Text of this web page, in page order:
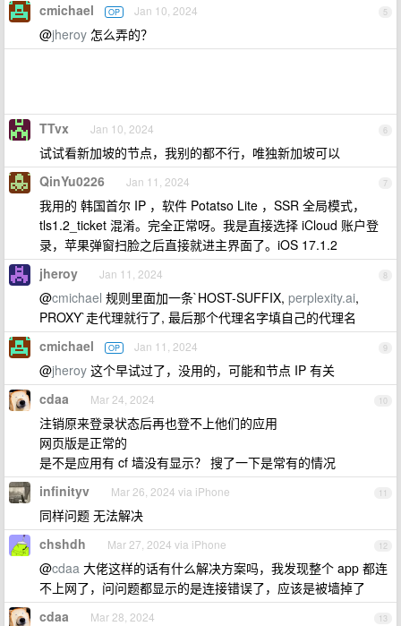
5
cmichael OP Jan 10, 2024
@jheroy 怎么弄的？
6
TTvx Jan 10, 2024
试试看新加坡的节点，我别的都不行，唯独新加坡可以
7
QinYu0226 Jan 11, 2024
我用的 韩国首尔 IP ，软件 Potatso Lite ，SSR 全局模式，
tls1.2_ticket 混淆。完全正常呀。我是直接选择 iCloud 账户登
录，苹果弹窗扫脸之后直接就进主界面了。iOS 17.1.2
8
jheroy Jan 11, 2024
@cmichael 规则里面加一条`HOST-SUFFIX, perplexity.ai,
PROXY`走代理就行了, 最后那个代理名字填自己的代理名
9
cmichael OP Jan 11, 2024
@jheroy 这个早试过了，没用的，可能和节点 IP 有关
10
cdaa Mar 24, 2024
注销原来登录状态后再也登不上他们的应用
网页版是正常的
是不是应用有 cf 墙没有显示？ 搜了一下是常有的情况
11
infinityv Mar 26, 2024 via iPhone
同样问题 无法解决
12
chshdh Mar 27, 2024 via iPhone
@cdaa 大佬这样的话有什么解决方案吗，我发现整个 app 都连
不上网了，问问题都显示的是连接错误了，应该是被墙掉了
13
cdaa Mar 28, 2024